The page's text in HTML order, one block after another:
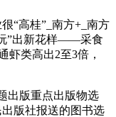
“高桂”_南方+_南方
”出新花样——采食
虾类高出2至3倍，
出版重点出版物选
版社报送的图书选